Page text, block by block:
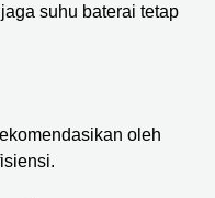
suhu baterai tetap
oleh